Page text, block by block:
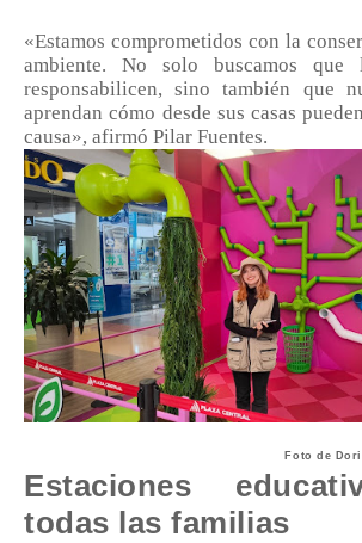
«Estamos comprometidos con la
ambiente. No solo buscamos que
responsabilicen, sino también que
aprendan cómo desde sus casas
causa», afirmó Pilar Fuentes.
Foto de
Estaciones
todas las familias